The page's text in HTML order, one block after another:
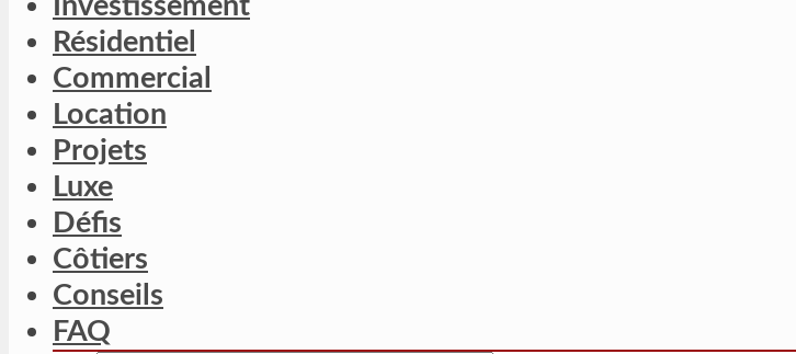
Investissement
Résidentiel
Commercial
Location
Projets
Luxe
Défis
Côtiers
Conseils
FAQ